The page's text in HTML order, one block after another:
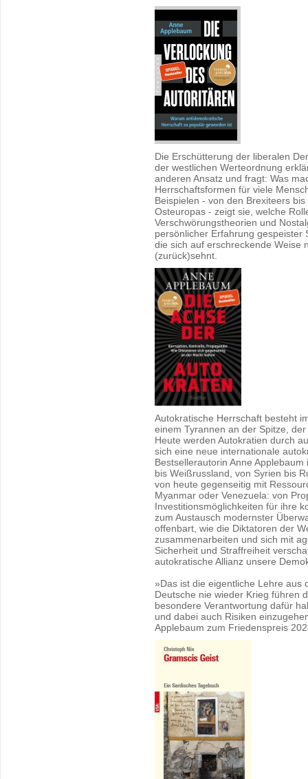
Die Erschütterung der liberalen
der westlichen Werteordnung
anderen Ansatz und fragt: Was
Herrschaftsformen für viele
Beispielen - von den Brexiteers
Osteuropas - zeigt sie, welche
Verschwörungstheorien und
persönlicher Erfahrung gespeister
die sich auf erschreckende Weise
(zurück)sehnt.
Autokratische Herrschaft besteht
einem Tyrannen an der Spitze,
Heute werden Autokratien durch
sich eine neue internationale
Bestsellerautorin Anne
bis Weißrussland, von Syrien bis
von heute gegenseitig mit
Myanmar oder Venezuela: von
Investitionsmöglichkeiten für ihre
zum Austausch modernster
offenbart, wie die Diktatoren der
zusammenarbeiten und sich mit
Sicherheit und Straffreiheit
autokratische Allianz unsere
»Das ist die eigentliche Lehre aus
Deutsche nie wieder Krieg führen
besondere Verantwortung dafür
und dabei auch Risiken
Applebaum zum Friedenspreis